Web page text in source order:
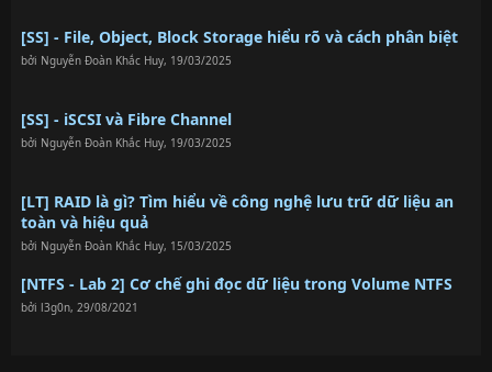
[SS] - File, Object, Block Storage hiểu rõ và cách phân biệt
bởi Nguyễn Đoàn Khắc Huy, 19/03/2025
[SS] - iSCSI và Fibre Channel
bởi Nguyễn Đoàn Khắc Huy, 19/03/2025
[LT] RAID là gì? Tìm hiểu về công nghệ lưu trữ dữ liệu an
toàn và hiệu quả
bởi Nguyễn Đoàn Khắc Huy, 15/03/2025
[NTFS - Lab 2] Cơ chế ghi đọc dữ liệu trong Volume NTFS
bởi l3g0n, 29/08/2021